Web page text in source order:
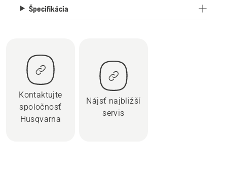
Špecifikácia
Kontaktujte
spoločnosť
Husqvarna
Nájsť najbližší
servis